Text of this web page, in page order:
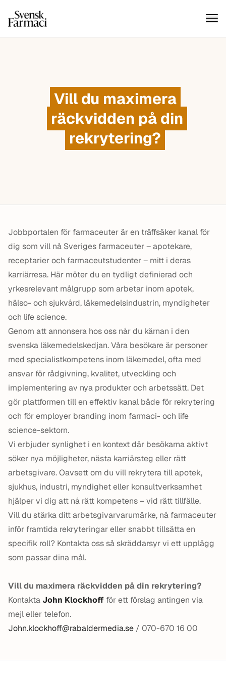
Hoppa till innehåll
Svensk farmaci
Vill du maximera
räckvidden på din
rekrytering?
Jobbportalen för farmaceuter är en träffsäker kanal för
dig som vill nå Sveriges farmaceuter – apotekare,
receptarier och farmaceutstudenter – mitt i deras
karriärresa. Här möter du en tydligt definierad och
yrkesrelevant målgrupp som arbetar inom apotek,
hälso- och sjukvård, läkemedelsindustrin, myndigheter
och life science.
Genom att annonsera hos oss når du kärnan i den
svenska läkemedelskedjan. Våra besökare är personer
med specialistkompetens inom läkemedel, ofta med
ansvar för rådgivning, kvalitet, utveckling och
implementering av nya produkter och arbetssätt. Det
gör plattformen till en effektiv kanal både för rekrytering
och för employer branding inom farmaci- och life
science-sektorn.
Vi erbjuder synlighet i en kontext där besökarna aktivt
söker nya möjligheter, nästa karriärsteg eller rätt
arbetsgivare. Oavsett om du vill rekrytera till apotek,
sjukhus, industri, myndighet eller konsultverksamhet
hjälper vi dig att nå rätt kompetens – vid rätt tillfälle.
Vill du stärka ditt arbetsgivarvarumärke, nå farmaceuter
inför framtida rekryteringar eller snabbt tillsätta en
specifik roll? Kontakta oss så skräddarsyr vi ett upplägg
som passar dina mål.
Vill du maximera räckvidden på din rekrytering?
KontaktaJohn Klockhoff för ett förslag antingen via
mejl eller telefon.
John.klockhoff@rabaldermedia.se / 070-670 16 00